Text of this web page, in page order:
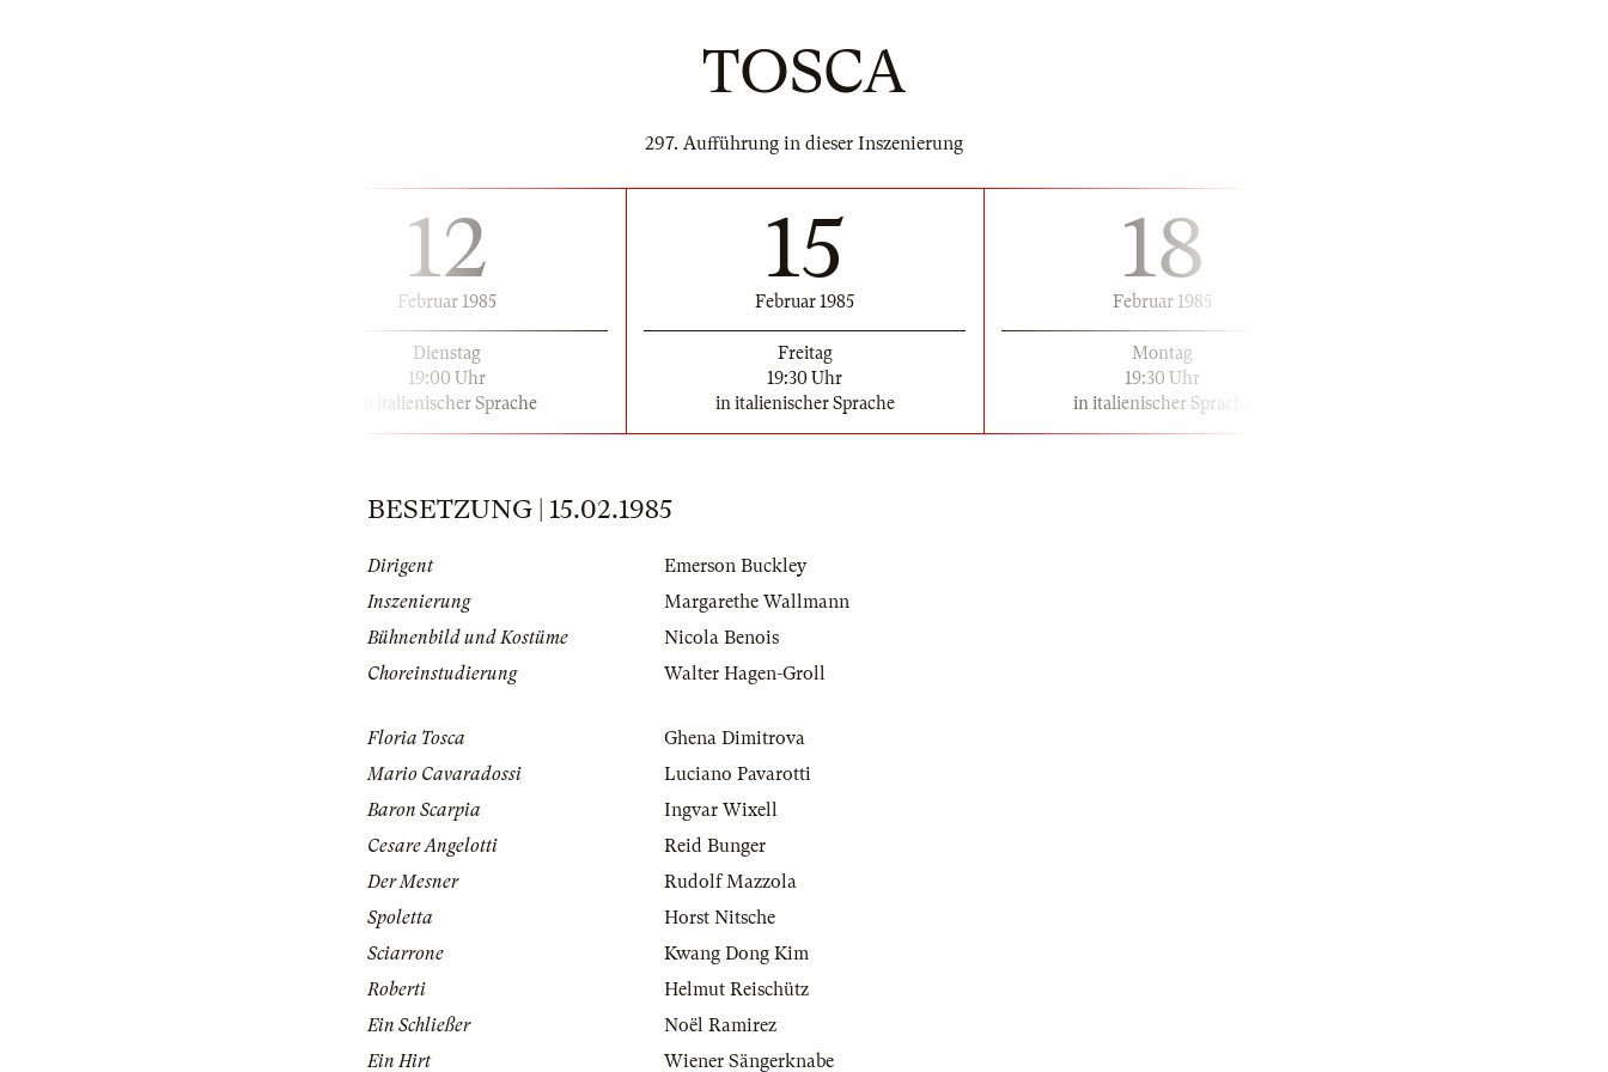
TOSCA
297. Aufführung in dieser Inszenierung
12
Februar 1985
Dienstag
19:00 Uhr
in italienischer Sprache
15
Februar 1985
Freitag
19:30 Uhr
in italienischer Sprache
18
Februar 1985
Montag
19:30 Uhr
in italienischer Sprache
BESETZUNG | 15.02.1985
Dirigent
Emerson Buckley
Inszenierung
Margarethe Wallmann
Bühnenbild und Kostüme
Nicola Benois
Choreinstudierung
Walter Hagen-Groll
Floria Tosca
Ghena Dimitrova
Mario Cavaradossi
Luciano Pavarotti
Baron Scarpia
Ingvar Wixell
Cesare Angelotti
Reid Bunger
Der Mesner
Rudolf Mazzola
Spoletta
Horst Nitsche
Sciarrone
Kwang Dong Kim
Roberti
Helmut Reischütz
Ein Schließer
Noël Ramirez
Ein Hirt
Wiener Sängerknabe